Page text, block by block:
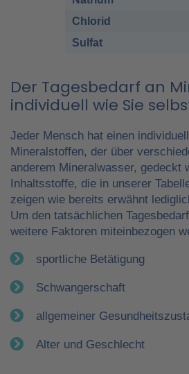
Chlorid
Sulfat
Der Tagesbedarf an
individuell wie Sie
Jeder Mensch hat einen
Mineralstoffen, der über
anderem Mineralwasser, gedeckt
Inhaltsstoffe, die in unserer
zeigen wie bereits erwähnt
Um den tatsächlichen
weitere Faktoren miteinbezogen
sportliche Betätigung
Schwangerschaft
allgemeiner
Alter und Geschlecht